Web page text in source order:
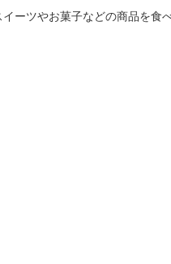
イーツやお菓子などの商品を食